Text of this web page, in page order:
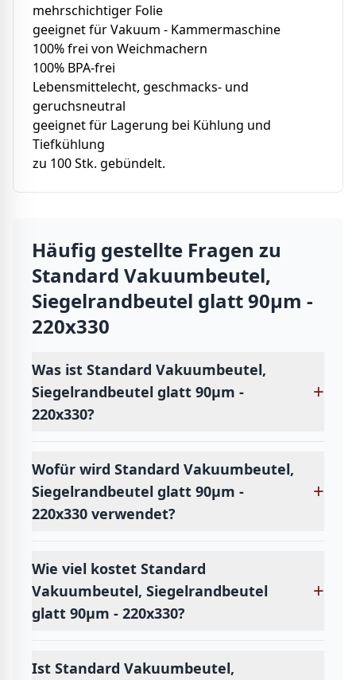
mehrschichtiger Folie
geeignet für Vakuum - Kammermaschine
100% frei von Weichmachern
100% BPA-frei
Lebensmittelecht, geschmacks- und
geruchsneutral
geeignet für Lagerung bei Kühlung und
Tiefkühlung
zu 100 Stk. gebündelt.
Häufig gestellte Fragen zu
Standard Vakuumbeutel,
Siegelrandbeutel glatt 90µm -
220x330
Was ist Standard Vakuumbeutel,
Siegelrandbeutel glatt 90µm -
220x330?
+
Wofür wird Standard Vakuumbeutel,
Siegelrandbeutel glatt 90µm -
220x330 verwendet?
+
Wie viel kostet Standard
Vakuumbeutel, Siegelrandbeutel
glatt 90µm - 220x330?
+
Ist Standard Vakuumbeutel,